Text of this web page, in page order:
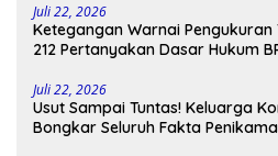
Juli 22, 2026
Ketegangan Warnai Pengukuran
212 Pertanyakan Dasar Hukum
Juli 22, 2026
Usut Sampai Tuntas! Keluarga
Bongkar Seluruh Fakta